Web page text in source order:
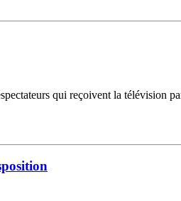
qui reçoivent la télévision